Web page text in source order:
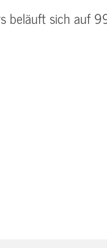
beläuft sich auf